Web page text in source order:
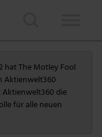
hat The Motley Fool
Aktienwelt360
die
für alle neuen